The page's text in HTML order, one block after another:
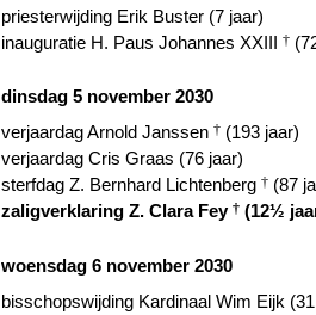
priesterwijding Erik Buster (7 jaar)
inauguratie H. Paus Johannes XXIII †
dinsdag 5 november 2030
verjaardag Arnold Janssen † (193 jaar)
verjaardag Cris Graas (76 jaar)
sterfdag Z. Bernhard Lichtenberg † (87
zaligverklaring Z. Clara Fey † (12½
woensdag 6 november 2030
bisschopswijding Kardinaal Wim Eijk